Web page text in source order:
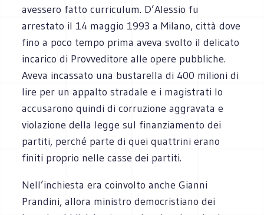
avessero fatto curriculum. D’Alessio fu
arrestato il 14 maggio 1993 a Milano, città dove
fino a poco tempo prima aveva svolto il delicato
incarico di Provveditore alle opere pubbliche.
Aveva incassato una bustarella di 400 milioni di
lire per un appalto stradale e i magistrati lo
accusarono quindi di corruzione aggravata e
violazione della legge sul finanziamento dei
partiti, perché parte di quei quattrini erano
finiti proprio nelle casse dei partiti.
Nell’inchiesta era coinvolto anche Gianni
Prandini, allora ministro democristiano dei